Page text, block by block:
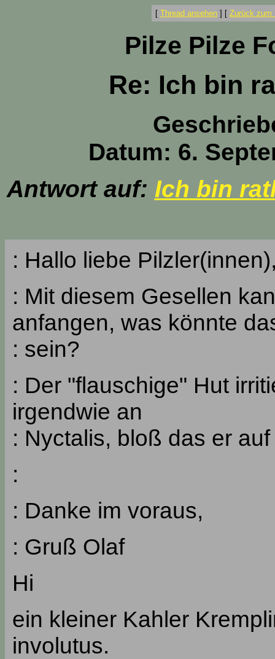
[ Thread ansehen ] [ Zurück zum
Pilze Pilze
Re: Ich bin
Datum: 6.
Antwort auf: Ich bin
: Hallo liebe
: Mit diesem Gesellen
anfangen, was könnte
: sein?
: Der "flauschige" Hut
irgendwie an
: Nyctalis, bloß das er
:
: Danke im voraus,
: Gruß Olaf
Hi
ein kleiner Kahler
involutus.